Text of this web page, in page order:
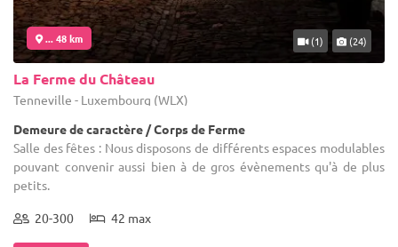
... 48 km (1) (24)
La Ferme du Château
Tenneville - Luxembourg (WLX)
Demeure de caractère / Corps de Ferme
Salle des fêtes : Nous disposons de différents espaces modulables
pouvant convenir aussi bien à de gros évènements qu'à de plus
petits.
20-300 42 max